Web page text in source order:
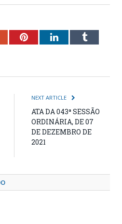
PinterestLinkedInTumblr
NEXT ARTICLE
ATA DA 043ª SESSÃO
ORDINÁRIA, DE 07
DE DEZEMBRO DE
2021